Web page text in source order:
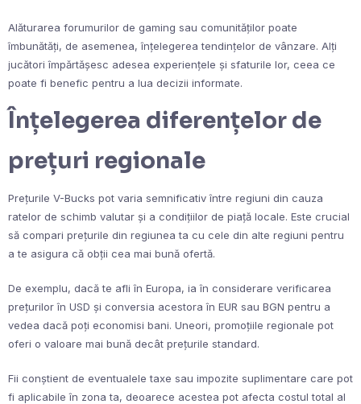
Alăturarea forumurilor de gaming sau comunităților poate
îmbunătăți, de asemenea, înțelegerea tendințelor de vânzare. Alți
jucători împărtășesc adesea experiențele și sfaturile lor, ceea ce
poate fi benefic pentru a lua decizii informate.
Înțelegerea diferențelor de
prețuri regionale
Prețurile V-Bucks pot varia semnificativ între regiuni din cauza
ratelor de schimb valutar și a condițiilor de piață locale. Este crucial
să compari prețurile din regiunea ta cu cele din alte regiuni pentru
a te asigura că obții cea mai bună ofertă.
De exemplu, dacă te afli în Europa, ia în considerare verificarea
prețurilor în USD și conversia acestora în EUR sau BGN pentru a
vedea dacă poți economisi bani. Uneori, promoțiile regionale pot
oferi o valoare mai bună decât prețurile standard.
Fii conștient de eventualele taxe sau impozite suplimentare care pot
fi aplicabile în zona ta, deoarece acestea pot afecta costul total al